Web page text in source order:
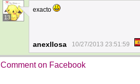
13
exacto
anexllosa 10/27/2013 23:51:59
Comment on Facebook